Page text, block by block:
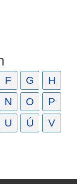
F G
H
N O
P
U Ú
V